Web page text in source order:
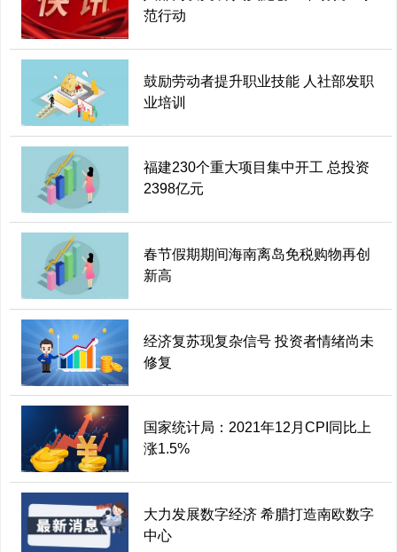
范行动
鼓励劳动者提升职业技能 人社部发职
业培训
福建230个重大项目集中开工 总投资
2398亿元
春节假期期间海南离岛免税购物再创
新高
经济复苏现复杂信号 投资者情绪尚未
修复
国家统计局：2021年12月CPI同比上
涨1.5%
大力发展数字经济 希腊打造南欧数字
中心